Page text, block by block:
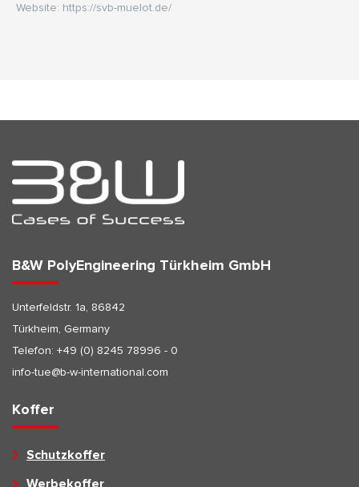
Website: https://svb-muelot.de/
B&W PolyEngineering Türkheim GmbH
Unterfeldstr. 1a, 86842
Türkheim, Germany
Telefon: +49 (0) 8245 78996 - 0
info-tue@b-w-international.com
Koffer
Schutzkoffer
Werbekoffer